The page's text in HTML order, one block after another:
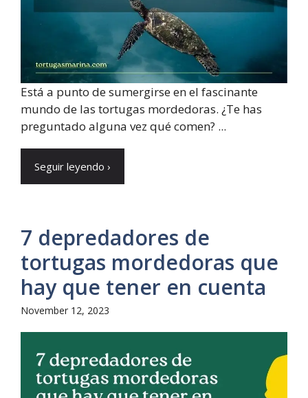
Está a punto de sumergirse en el fascinante
mundo de las tortugas mordedoras. ¿Te has
preguntado alguna vez qué comen? ...
Seguir leyendo ›
7 depredadores de
tortugas mordedoras que
hay que tener en cuenta
November 12, 2023